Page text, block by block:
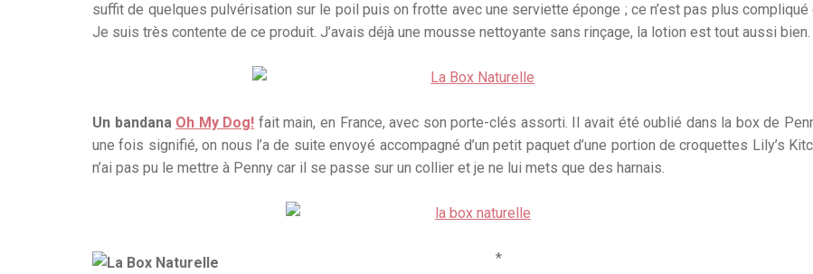
suffit de quelques pulvérisation sur le poil puis on frotte avec une serviette éponge ; ce n’est pas plus compliqué
Je suis très contente de ce produit. J’avais déjà une mousse nettoyante sans rinçage, la lotion est tout aussi bien.
Un bandana Oh My Dog! fait main, en France, avec son porte-clés assorti. Il avait été oublié dans la box de
une fois signifié, on nous l’a de suite envoyé accompagné d’un petit paquet d’une portion de croquettes Lily’s
n’ai pas pu le mettre à Penny car il se passe sur un collier et je ne lui mets que des harnais.
*